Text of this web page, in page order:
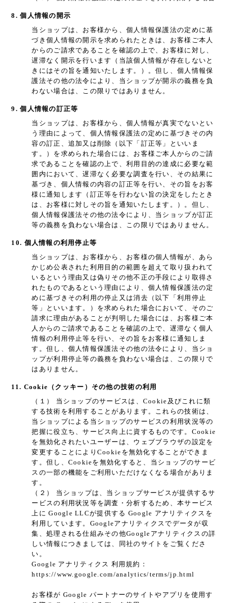
8. 個人情報の開示
当ショップは、お客様から、個人情報保護法の定めに基
づき個人情報の開示を求められたときは、お客様ご本人
からのご請求であることを確認の上で、お客様に対し、
遅滞なく開示を行います（当該個人情報が存在しないと
きにはその旨を通知いたします。）。但し、個人情報保
護法その他の法令により、当ショップが開示の義務を負
わない場合は、この限りではありません。
9. 個人情報の訂正等
当ショップは、お客様から、個人情報が真実でないとい
う理由によって、個人情報保護法の定めに基づきその内
容の訂正、追加又は削除（以下「訂正等」といいま
す。）を求められた場合には、お客様ご本人からのご請
求であることを確認の上で、利用目的の達成に必要な範
囲内において、遅滞なく必要な調査を行い、その結果に
基づき、個人情報の内容の訂正等を行い、その旨をお客
様に通知します（訂正等を行わない旨の決定をしたとき
は、お客様に対しその旨を通知いたします。）。但し、
個人情報保護法その他の法令により、当ショップが訂正
等の義務を負わない場合は、この限りではありません。
10. 個人情報の利用停止等
当ショップは、お客様から、お客様の個人情報が、あら
かじめ公表された利用目的の範囲を超えて取り扱われて
いるという理由又は偽りその他不正の手段により取得さ
れたものであるという理由により、個人情報保護法の定
めに基づきその利用の停止又は消去（以下「利用停止
等」といいます。）を求められた場合において、そのご
請求に理由があることが判明した場合には、お客様ご本
人からのご請求であることを確認の上で、遅滞なく個人
情報の利用停止等を行い、その旨をお客様に通知しま
す。但し、個人情報保護法その他の法令により、当ショ
ップが利用停止等の義務を負わない場合は、この限りで
はありません。
11. Cookie（クッキー）その他の技術の利用
（１） 当ショップのサービスは、Cookie及びこれに類
する技術を利用することがあります。これらの技術は、
当ショップによる当ショップのサービスの利用状況等の
把握に役立ち、サービス向上に資するものです。Cookie
を無効化されたいユーザーは、ウェブブラウザの設定を
変更することによりCookieを無効化することができま
す。但し、Cookieを無効化すると、当ショップのサービ
スの一部の機能をご利用いただけなくなる場合がありま
す。
（２） 当ショップは、当ショップサービスが提供するサ
ービスの利用状況等を調査・分析するため、本サービス
上に Google LLCが提供する Google アナリティクスを
利用しています。Googleアナリティクスでデータが収
集、処理される仕組みその他Googleアナリティクスの詳
しい情報につきましては、同社のサイトをご覧くださ
い。
Google アナリティクス 利用規約：
https://www.google.com/analytics/terms/jp.html
お客様が Google パートナーのサイトやアプリを使用す